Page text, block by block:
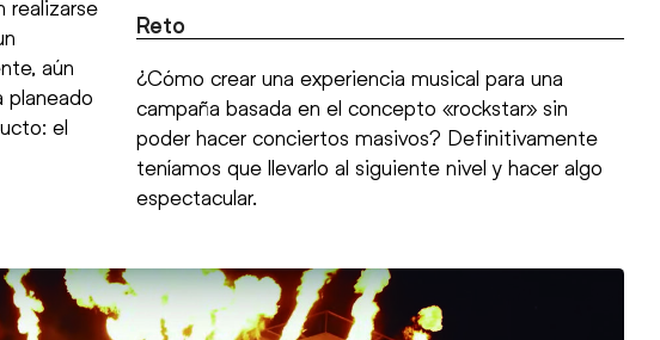
realizarse
aún
planeado
el
Reto
¿Cómo crear una experiencia musical para una
campaña basada en el concepto «rockstar» sin
poder hacer conciertos masivos? Definitivamente
teníamos que llevarlo al siguiente nivel y hacer algo
espectacular.